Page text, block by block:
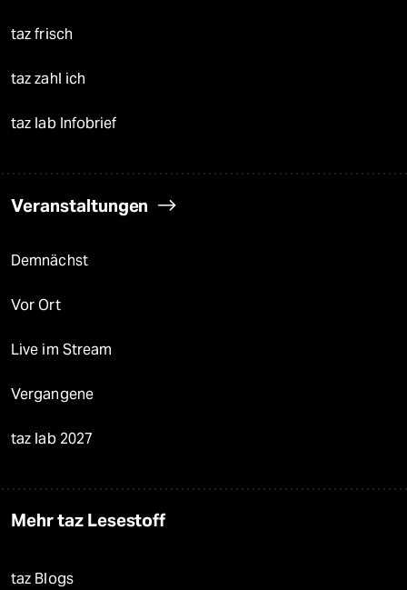
taz frisch
taz zahl ich
taz lab Infobrief
Veranstaltungen
Demnächst
Vor Ort
Live im Stream
Vergangene
taz lab 2027
Mehr taz Lesestoff
taz Blogs